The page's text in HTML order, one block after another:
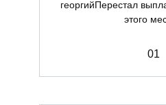
георгийПерестал
этого
01